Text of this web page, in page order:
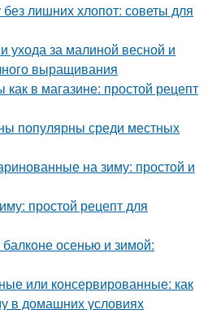
лишних хлопот: советы для
ухода за малиной весной и
выращивания
в магазине: простой рецепт
популярны среди местных
на зиму: простой и
простой рецепт для
балконе осенью и зимой:
или консервированные: как
в домашних условиях